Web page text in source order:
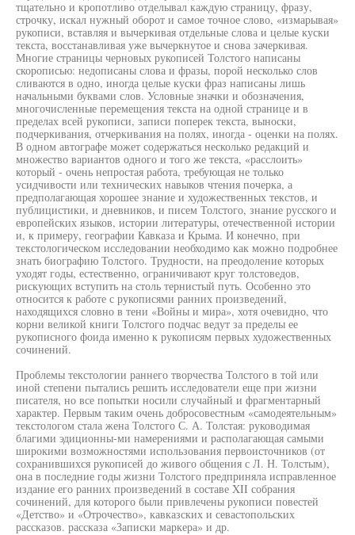
тщательно и кропотливо отделывал каждую страницу, фразу,
строчку, искал нужный оборот и самое точное слово, «измарывая»
рукописи, вставляя и вычеркивая отдельные слова и целые куски
текста, восстанавливая уже вычеркнутое и снова зачеркивая.
Многие страницы черновых рукописей Толстого написаны
скорописью: недописаны слова и фразы, порой несколько слов
сливаются в одно, иногда целые куски фраз написаны лишь
начальными буквами слов. Условные значки и обозначения,
многочисленные перемещения текста на одной странице и в
пределах всей рукописи, записи поперек текста, выноски,
подчеркивания, отчеркивания на полях, иногда - оценки на полях.
В одном автографе может содержаться несколько редакций и
множество вариантов одного и того же текста, «расслоить»
который - очень непростая работа, требующая не только
усидчивости или технических навыков чтения почерка, а
предполагающая хорошее знание и художественных текстов, и
публицистики, и дневников, и писем Толстого, знание русского и
европейских языков, истории литературы, отечественной истории
и, к примеру, географии Кавказа и Крыма. И конечно, при
текстологическом исследовании необходимо как можно подробнее
знать биографию Толстого. Трудности, на преодоление которых
уходят годы, естественно, ограничивают круг толстоведов,
рискующих вступить на столь тернистый путь. Особенно это
относится к работе с рукописями ранних произведений,
находящихся словно в тени «Войны и мира», хотя очевидно, что
корни великой книги Толстого подчас ведут за пределы ее
рукописного фоида именно к рукописям первых художественных
сочинений.
Проблемы текстологии раннего творчества Толстого в той или
иной степени пытались решить исследователи еще при жизни
писателя, но все попытки носили случайный и фрагментарный
характер. Первым таким очень добросовестным «самодеятельным»
текстологом стала жена Толстого С. А. Толстая: руководимая
благими эдиционны-ми намерениями и располагающая самыми
широкими возможностями использования первоисточников (от
сохранившихся рукописей до живого общения с Л. Н. Толстым),
она в последние годы жизни Толстого предприняла исправленное
издание его ранних произведений в составе XII собрания
сочинений, для которого были привлечены рукописи повестей
«Детство» и «Отрочество», кавказских и севастопольских
рассказов. рассказа «Записки маркера» и др.